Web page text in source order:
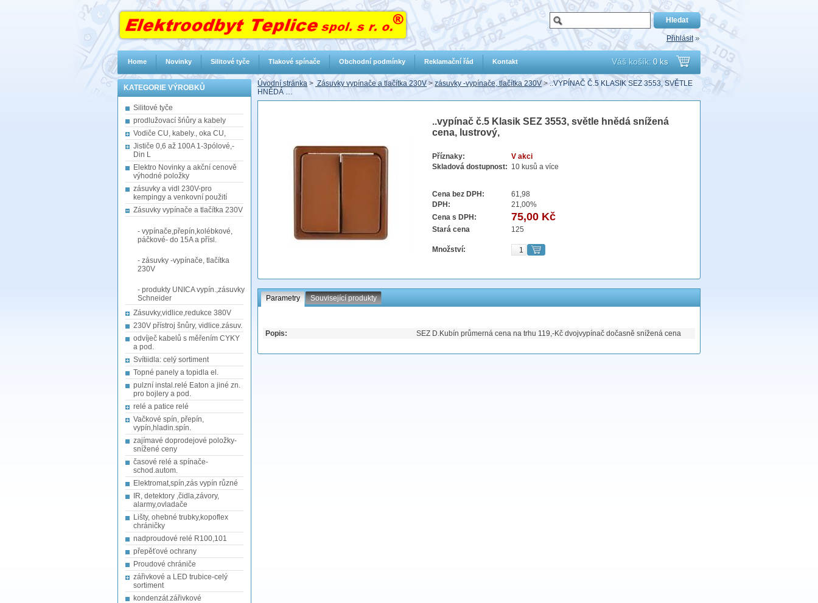
Váš košík: 0 ks
Přejít
do
KATEGORIE VÝROBKŮ
Silitové tyče
prodlužovací šńůry a kabely
Vodiče CU, kabely., oka CU,
Jističe 0,6 až 100A 1-3pólové,-
Din L
Elektro Novinky a akční cenově
výhodné položky
zásuvky a vidl 230V-pro
kempingy a venkovní použití
Zásuvky vypínače a tlačítka 230V
- vypínače,přepín,kolébkové,
páčkové- do 15A a přísl.
- zásuvky -vypínače, tlačítka
230V
- produkty UNICA vypín.,zásuvky
Schneider
Zásuvky,vidlice,redukce 380V
230V přístroj šnůry, vidlice.zásuv.
odvíječ kabelů s měřením CYKY
a pod.
Svítiidla: celý sortiment
Topné panely a topidla el.
pulzní instal.relé Eaton a jiné zn.
pro bojlery a pod.
relé a patice relé
Vačkové spín, přepín,
vypín,hladin.spín.
zajímavé doprodejové položky-
snížené ceny
časové relé a spínače-
schod.autom.
Elektromat,spín,zás vypín různé
IR, detektory ,čidla,závory,
alarmy,ovladače
Lišty, ohebné trubky,kopoflex
chráničky
nadproudové relé R100,101
přepěťové ochrany
Proudové chrániče
zářivkové a LED trubice-celý
sortiment
kondenzát.zářivkové
Přihlásit
Úvodní stránka > Zásuvky vypínače a tlačítka 230V> zásuvky -vypínače, tlačítka 230V>..VYPÍNAČ Č.5 KLASIK SEZ 3553, SVĚTLE
HNĚDÁ …
..vypínač č.5 Klasik SEZ 3553, světle hnědá snížená
cena, lustrový,
Příznaky:
V akci
Skladová dostupnost: 10 kusů a více
Cena bez DPH:
61,98
DPH:
21,00%
Cena s DPH:
75,00 Kč
Stará cena 125
Množství:
Parametry Související produkty
Popis: SEZ D.Kubín průmerná cena na trhu 119,-Kč dvojvypínač dočasně snížená cena
Home Novinky Silitové tyče Tlakové spínače Obchodní podmínky Reklamační řád Kontakt